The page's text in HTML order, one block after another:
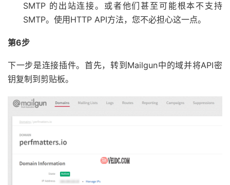
SMTP 的出站连接。或者他们甚至可能根本不支持
SMTP。使用HTTP API方法，您不必担心这一点。
第6步
下一步是连接插件。首先，转到Mailgun中的域并将API密
钥复制到剪贴板。